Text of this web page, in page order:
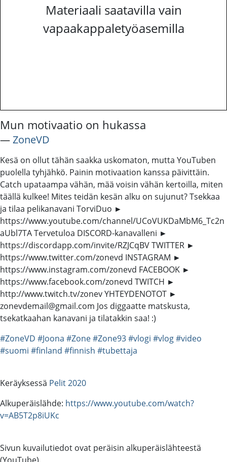
Materiaali saatavilla vain
vapaakappaletyöasemilla
Mun motivaatio on hukassa
―ZoneVD
Kesä on ollut tähän saakka uskomaton, mutta YouTuben
puolella tyhjähkö. Painin motivaation kanssa päivittäin.
Catch upataampa vähän, mää voisin vähän kertoilla, miten
täällä kulkee! Mites teidän kesän alku on sujunut? Tsekkaa
ja tilaa pelikanavani TorviDuo ►
https://www.youtube.com/channel/UCoVUKDaMbM6_Tc2n
aUbl7TA Tervetuloa DISCORD-kanavalleni ►
https://discordapp.com/invite/RZJCqBV TWITTER ►
https://www.twitter.com/zonevd INSTAGRAM ►
https://www.instagram.com/zonevd FACEBOOK ►
https://www.facebook.com/zonevd TWITCH ►
http://www.twitch.tv/zonev YHTEYDENOTOT ►
zonevdemail@gmail.com Jos diggaatte matskusta,
tsekatkaahan kanavani ja tilatakkin saa! :)
#ZoneVD #Joona #Zone#Zone93#vlogi #vlog#video
#suomi #finland #finnish #tubettaja
Keräyksessä Pelit 2020
Alkuperäislähde: https://www.youtube.com/watch?
v=AB5T2p8iUKc
Sivun kuvailutiedot ovat peräisin alkuperäislähteestä